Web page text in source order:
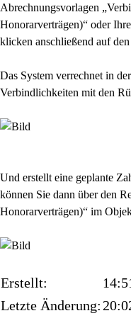
Abrechnungsvorlagen
Honorarverträgen)“ oder
klicken anschließend auf
Das System verrechnet in
Verbindlichkeiten mit den
Und erstellt eine geplante
können Sie dann über den
Honorarverträgen)“ im
Erstellt:
Letzte Änderung: